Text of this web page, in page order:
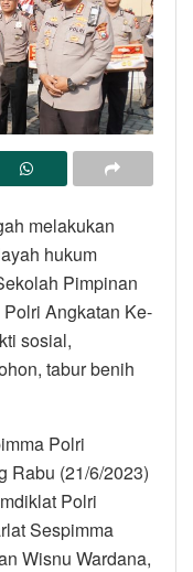
melakukan
hukum
Pimpinan
Angkatan Ke-
sosial,
tabur benih
Polri
Rabu (21/6/2023)
Polri
Sespimma
Wisnu Wardana,